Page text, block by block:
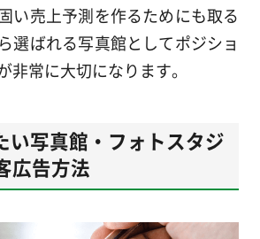
い売上予測を作るためにも取る
選ばれる写真館としてポジショ
非常に大切になります。
い写真館・フォトスタジ
広告方法